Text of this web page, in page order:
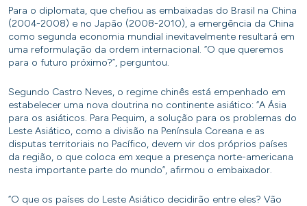
Para o diplomata, que chefiou as embaixadas do Brasil na China
(2004-2008) e no Japão (2008-2010), a emergência da China
como segunda economia mundial inevitavelmente resultará em
uma reformulação da ordem internacional. “O que queremos
para o futuro próximo?”, perguntou.
Segundo Castro Neves, o regime chinês está empenhado em
estabelecer uma nova doutrina no continente asiático: “A Ásia
para os asiáticos. Para Pequim, a solução para os problemas do
Leste Asiático, como a divisão na Península Coreana e as
disputas territoriais no Pacífico, devem vir dos próprios países
da região, o que coloca em xeque a presença norte-americana
nesta importante parte do mundo”, afirmou o embaixador.
“O que os países do Leste Asiático decidirão entre eles? Vão